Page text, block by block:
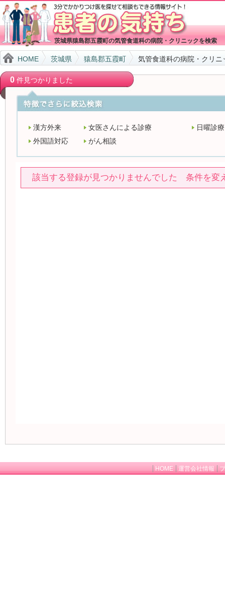
茨城県猿島郡五霞町の気管食道科の病院・クリニックを検索
HOME 茨城県 猿島郡五霞町 気管食道科の病院・クリ
0件見つかりました
漢方外来 女医さんによる診療
日曜診療
外国語対応
がん相談
該当する登録が見つかりませんでした 条件を
HOME 運営会社情報